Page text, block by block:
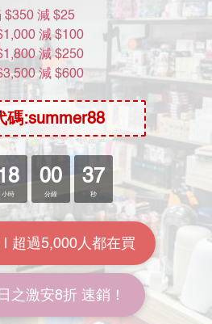
We-Vibe Bloom 遙控震動
收陰球 珊瑚色
HK$930.00
HK$1,030.00